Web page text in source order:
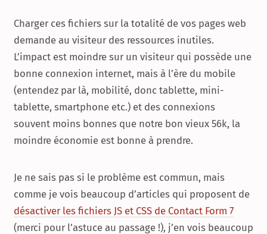
Charger ces fichiers sur la totalité de vos pages web
demande au visiteur des ressources inutiles.
L’impact est moindre sur un visiteur qui possède une
bonne connexion internet, mais à l’ère du mobile
(entendez par là, mobilité, donc tablette, mini-
tablette, smartphone etc.) et des connexions
souvent moins bonnes que notre bon vieux 56k, la
moindre économie est bonne à prendre.
Je ne sais pas si le problème est commun, mais
comme je vois beaucoup d’articles qui proposent de
désactiver les fichiers JS et CSS de Contact Form 7
(merci pour l’astuce au passage !), j’en vois beaucoup